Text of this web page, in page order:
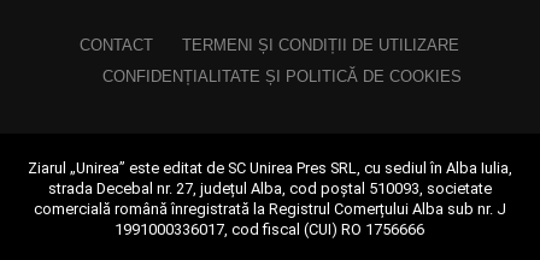
CONTACT
TERMENI ȘI CONDIȚII DE UTILIZARE
CONFIDENȚIALITATE ȘI POLITICĂ DE COOKIES
Ziarul „Unirea” este editat de SC Unirea Pres SRL, cu sediul în Alba Iulia,
strada Decebal nr. 27, județul Alba, cod poștal 510093, societate
comercială română înregistrată la Registrul Comerțului Alba sub nr. J
1991000336017, cod fiscal (CUI) RO 1756666